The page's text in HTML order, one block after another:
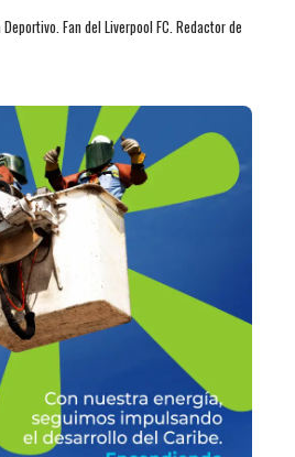
Fan del Liverpool FC. Redactor de